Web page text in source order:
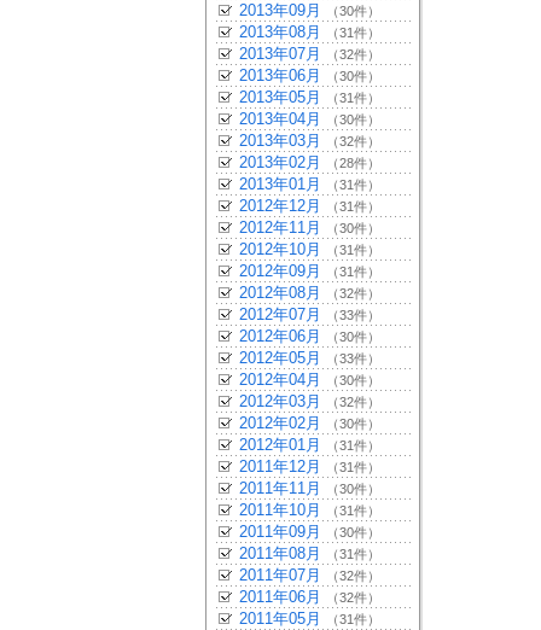
2013年09月 （30件）
2013年08月 （31件）
2013年07月 （32件）
2013年06月 （30件）
2013年05月 （31件）
2013年04月 （30件）
2013年03月 （32件）
2013年02月 （28件）
2013年01月 （31件）
2012年12月 （31件）
2012年11月 （30件）
2012年10月 （31件）
2012年09月 （31件）
2012年08月 （32件）
2012年07月 （33件）
2012年06月 （30件）
2012年05月 （33件）
2012年04月 （30件）
2012年03月 （32件）
2012年02月 （30件）
2012年01月 （31件）
2011年12月 （31件）
2011年11月 （30件）
2011年10月 （31件）
2011年09月 （30件）
2011年08月 （31件）
2011年07月 （32件）
2011年06月 （32件）
2011年05月 （31件）